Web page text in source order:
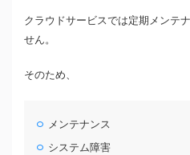
クラウドサービスでは定期メンテ
せん。
そのため、
メンテナンス
システム障害